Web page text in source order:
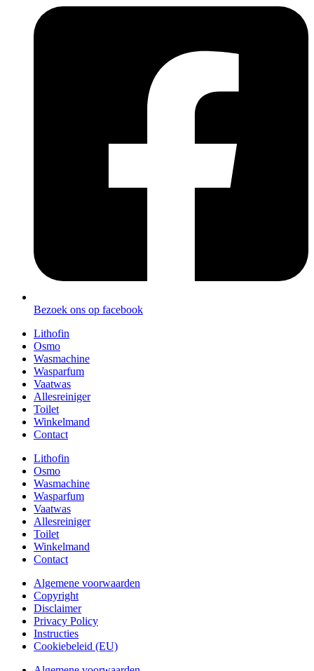
Bezoek ons op facebook
Lithofin
Osmo
Wasmachine
Wasparfum
Vaatwas
Allesreiniger
Toilet
Winkelmand
Contact
Lithofin
Osmo
Wasmachine
Wasparfum
Vaatwas
Allesreiniger
Toilet
Winkelmand
Contact
Algemene voorwaarden
Copyright
Disclaimer
Privacy Policy
Instructies
Cookiebeleid (EU)